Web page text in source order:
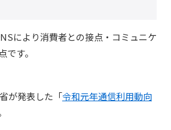
により消費者との接点・コミュニケ
です。
が発表した「令和元年通信利用動向